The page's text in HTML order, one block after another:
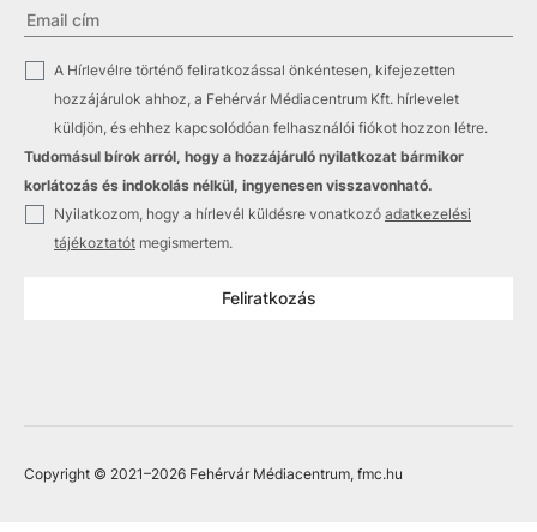
✓
A Hírlevélre történő feliratkozással önkéntesen, kifejezetten
hozzájárulok ahhoz, a Fehérvár Médiacentrum Kft. hírlevelet
küldjön, és ehhez kapcsolódóan felhasználói fiókot hozzon létre.
Tudomásul bírok arról, hogy a hozzájáruló nyilatkozat bármikor
korlátozás és indokolás nélkül, ingyenesen visszavonható.
✓ Nyilatkozom, hogy a hírlevél küldésre vonatkozó adatkezelési
tájékoztatót megismertem.
Feliratkozás
Copyright © 2021–2026 Fehérvár Médiacentrum, fmc.hu